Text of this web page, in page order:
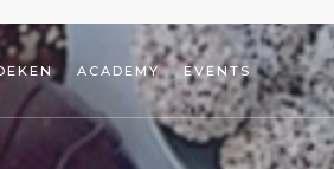
ACADEMY EVENTS